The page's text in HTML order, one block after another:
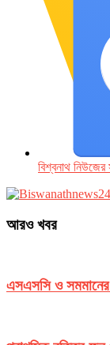
বিশ্বনাথ
আরও খবর
এসএসসি ও